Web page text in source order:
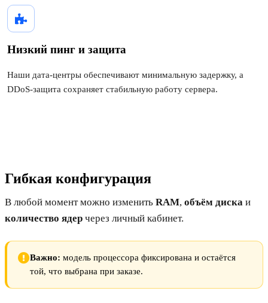
Низкий пинг и защита
Наши дата-центры обеспечивают минимальную задержку, а
DDoS-защита сохраняет стабильную работу сервера.
Гибкая конфигурация
В любой момент можно изменить RAM, объём диска и
количество ядер через личный кабинет.
Важно: модель процессора фиксирована и остаётся
той, что выбрана при заказе.